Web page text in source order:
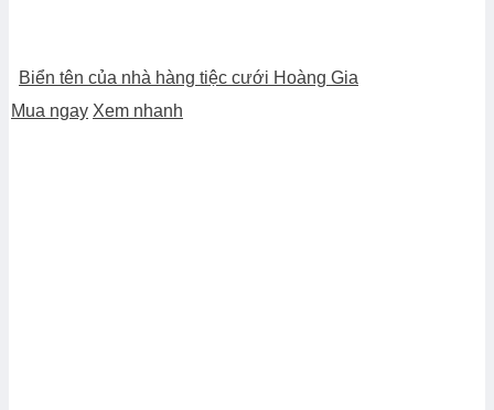
Biển tên của nhà hàng tiệc cưới Hoàng Gia
Mua ngay Xem nhanh